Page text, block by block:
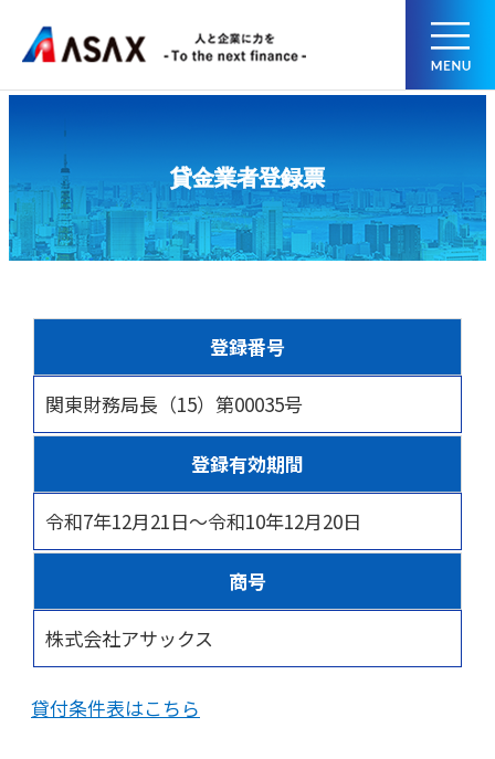
貸金業者登録票
登録番号
関東財務局長（15）第00035号
登録有効期間
令和7年12月21日～令和10年12月20日
商号
株式会社アサックス
貸付条件表はこちら